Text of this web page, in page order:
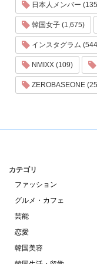
日本人メンバー
韓国女子 (1,675)
インスタグラム
NMIXX (109)
ZEROBASEONE
カテゴリ
ファッション
グルメ・カフェ
芸能
恋愛
韓国美容